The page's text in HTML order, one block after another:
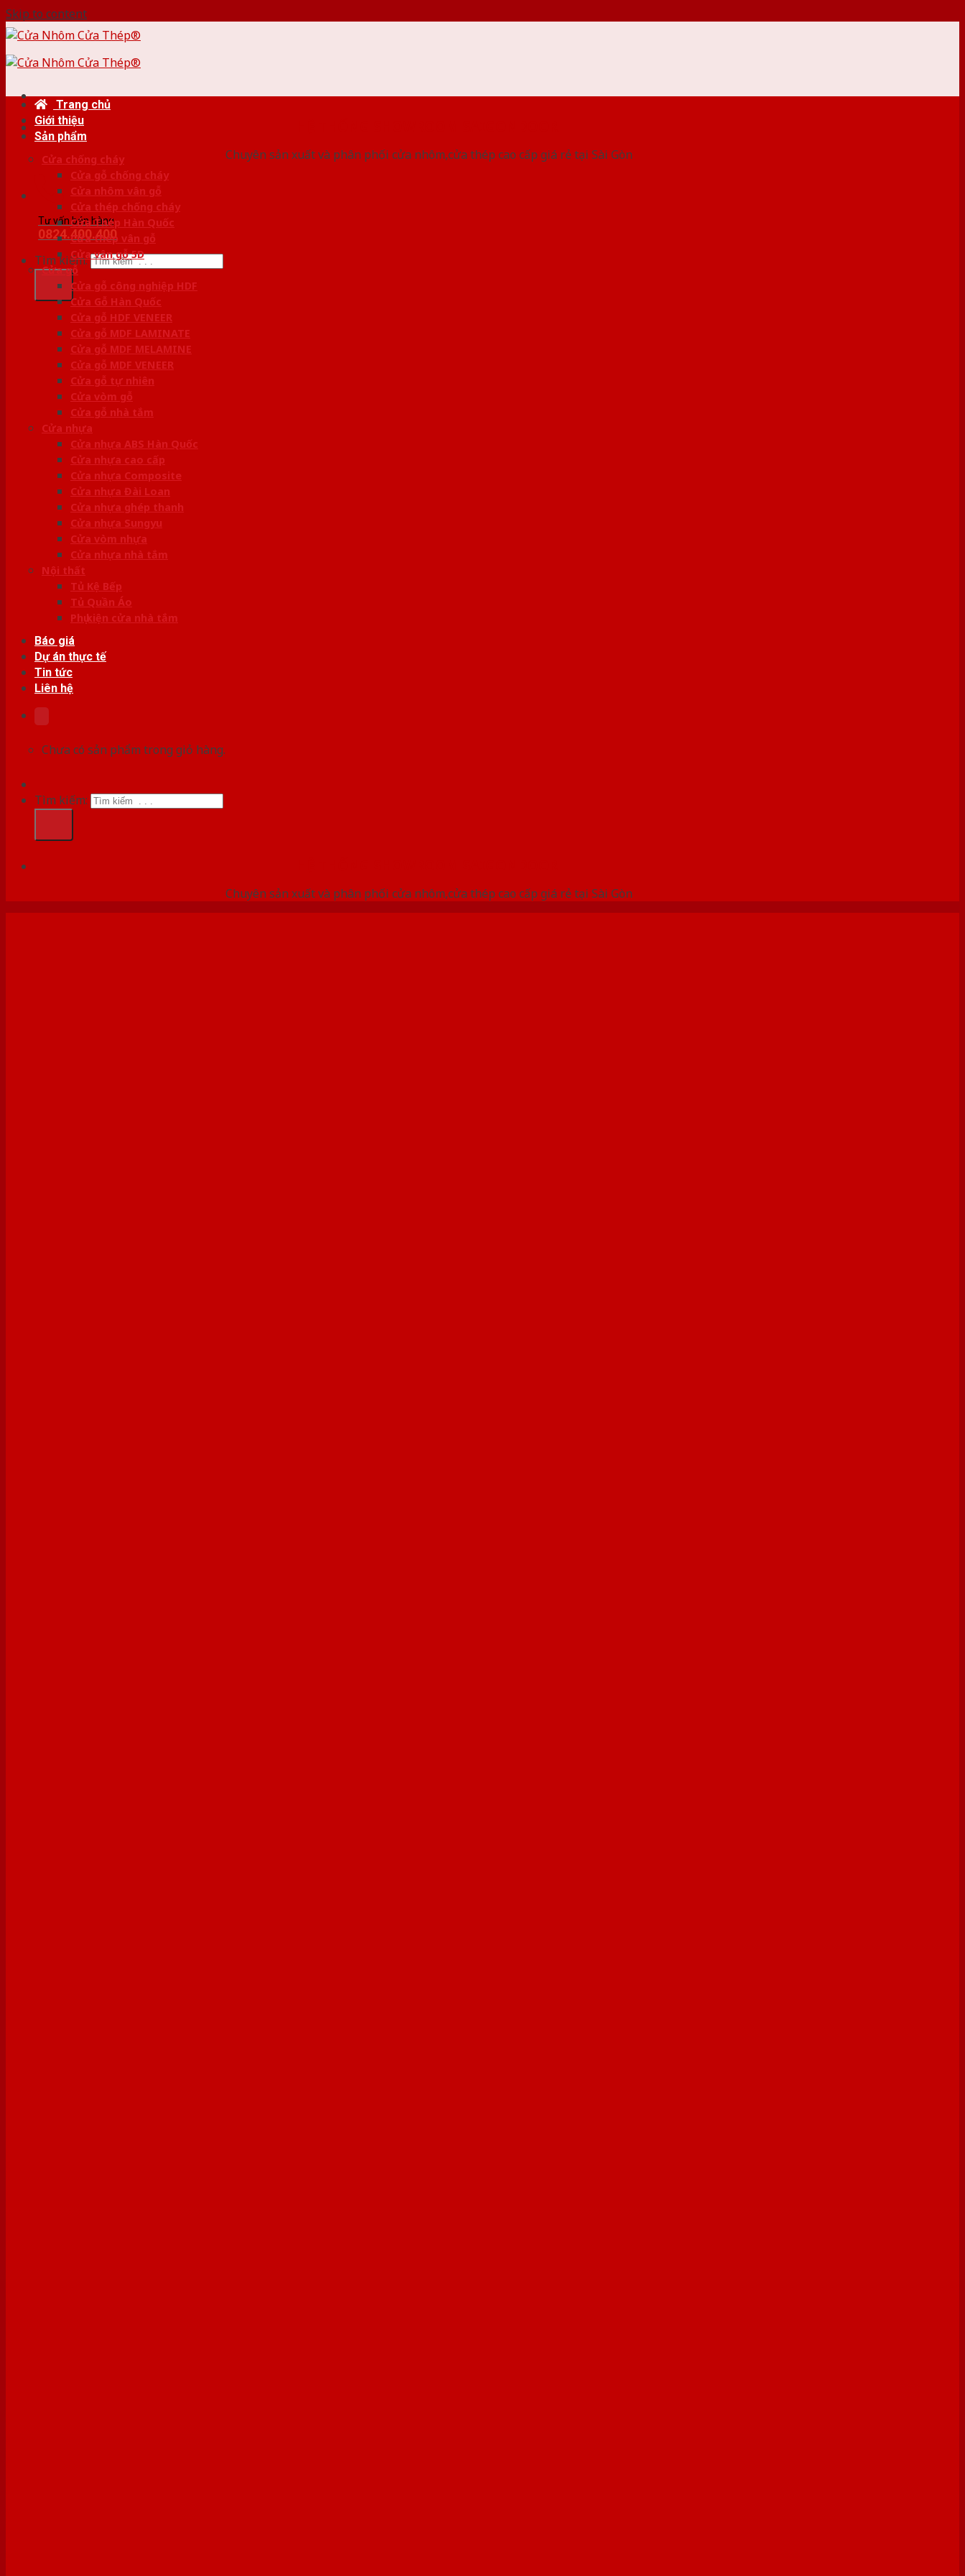
Skip to content
Chuyên sản xuất và phân phối cửa nhôm,cửa thép cao cấp giá rẻ tại Sài Gòn
Tư vấn bán hàng
0824.400.400
Tìm kiếm:
Trang chủ
Giới thiệu
Sản phẩm
Cửa chống cháy
Cửa gỗ chống cháy
Cửa nhôm vân gỗ
Cửa thép chống cháy
Cửa Thép Hàn Quốc
Cửa thép vân gỗ
Cửa vân gỗ 5D
Cửa gỗ
Cửa gỗ công nghiệp HDF
Cửa Gỗ Hàn Quốc
Cửa gỗ HDF VENEER
Cửa gỗ MDF LAMINATE
Cửa gỗ MDF MELAMINE
Cửa gỗ MDF VENEER
Cửa gỗ tự nhiên
Cửa vòm gỗ
Cửa gỗ nhà tắm
Cửa nhựa
Cửa nhựa ABS Hàn Quốc
Cửa nhựa cao cấp
Cửa nhựa Composite
Cửa nhựa Đài Loan
Cửa nhựa ghép thanh
Cửa nhựa Sungyu
Cửa vòm nhựa
Cửa nhựa nhà tắm
Nội thất
Tủ Kệ Bếp
Tủ Quần Áo
Phụ kiện cửa nhà tắm
Báo giá
Dự án thực tế
Tin tức
Liên hệ
Chưa có sản phẩm trong giỏ hàng.
Tìm kiếm:
Chuyên sản xuất và phân phối cửa nhôm,cửa thép cao cấp giá rẻ tại Sài Gòn